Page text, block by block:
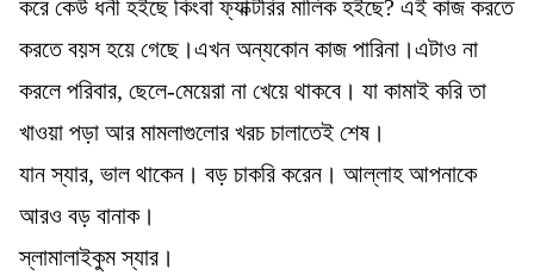
করে কেউ ধনী হইছে কিংবা ফ্যাক্টরির মালিক হইছে? এই কাজ করতে
করতে বয়স হয়ে গেছে।এখন অন্যকোন কাজ পারিনা।এটাও না
করলে পরিবার, ছেলে-মেয়েরা না খেয়ে থাকবে। যা কামাই করি তা
খাওয়া পড়া আর মামলাগুলোর খরচ চালাতেই শেষ।
যান স্যার, ভাল থাকেন। বড় চাকরি করেন। আল্লাহ আপনাকে
আরও বড় বানাক।
স্লামালাইকুম স্যার।